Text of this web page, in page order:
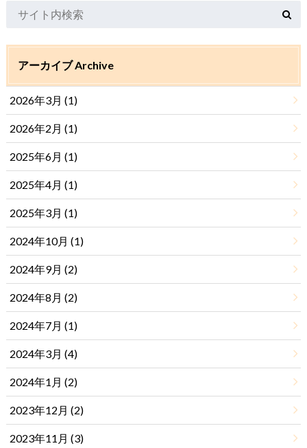
アーカイブ Archive
2026年3月 (1)
2026年2月 (1)
2025年6月 (1)
2025年4月 (1)
2025年3月 (1)
2024年10月 (1)
2024年9月 (2)
2024年8月 (2)
2024年7月 (1)
2024年3月 (4)
2024年1月 (2)
2023年12月 (2)
2023年11月 (3)